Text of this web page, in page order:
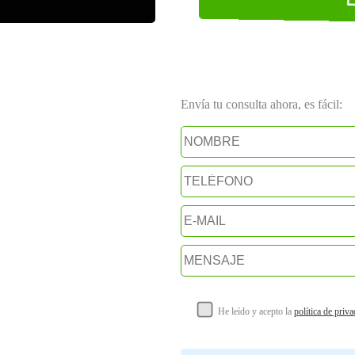
Envía tu consulta ahora, es fácil:
He leído y acepto la política de